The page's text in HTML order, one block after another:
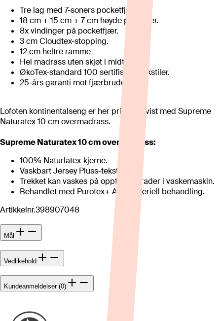
Tre lag med 7-soners pocketfjærer.
18 cm + 15 cm + 7 cm høyde på fjærer.
8x vindinger på pocketfjær.
3 cm Cloudtex-stopping.
12 cm heltre ramme
Hel madrass uten skjøt i midten
ØkoTex-standard 100 sertifiserte tekstiler.
25-års garanti mot fjærbrudd
Lofoten kontinentalseng er her priset og vist med Supreme
Naturatex 10 cm overmadrass.
Supreme Naturatex 10 cm overmadrass:
100% Naturlatex-kjerne.
Vaskbart Jersey Pluss-tekstil.
Trekket kan vaskes på opptil 60 grader i vaskemaskin.
Behandlet med Purotex+ Antibakteriell behandling.
Artikkelnr.398907048
Mål
Vedlikehold
Kundeanmeldelser (0)